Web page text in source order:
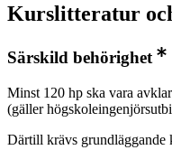
Kurslitteratur
Särskild behörighet
Minst 120 hp ska vara
(gäller
Därtill krävs grundläggande